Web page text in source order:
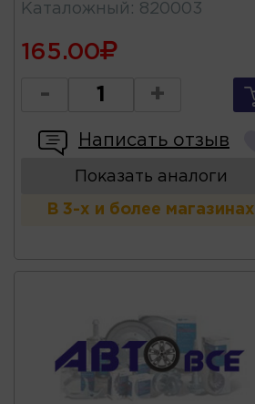
Каталожный : 820003
165.00
- +
Написать отзыв
Показать аналоги
В 3-х и более магазинах